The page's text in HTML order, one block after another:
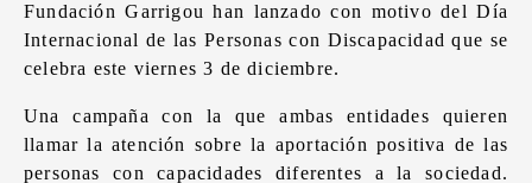
Fundación Garrigou han lanzado con motivo del Día
Internacional de las Personas con Discapacidad que se
celebra este viernes 3 de diciembre.
Una campaña con la que ambas entidades quieren
llamar la atención sobre la aportación positiva de las
personas con capacidades diferentes a la sociedad.